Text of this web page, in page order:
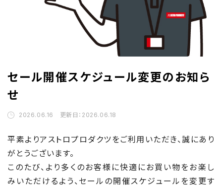
セール開催スケジュール変更のお知ら
せ
2026.06.16 更新日：2026.06.18
平素よりアストロプロダクツをご利用いただき、誠にあり
がとうございます。
このたび、より多くのお客様に快適にお買い物をお楽し
みいただけるよう、セールの開催スケジュールを変更す